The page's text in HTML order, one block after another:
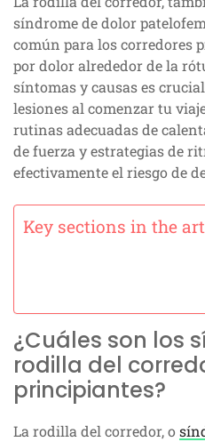
síndrome de dolor
común para los corredores
por dolor alrededor de la
síntomas y causas es
lesiones al comenzar tu
rutinas adecuadas de
de fuerza y estrategias de
efectivamente el riesgo de
Key sections in the
¿Cuáles son los
rodilla del
principiantes?
La rodilla del corredor, o